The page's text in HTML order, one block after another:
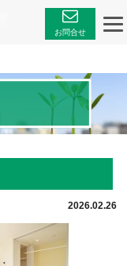
エイブルネットワーク
お問合せ
2026.02.26